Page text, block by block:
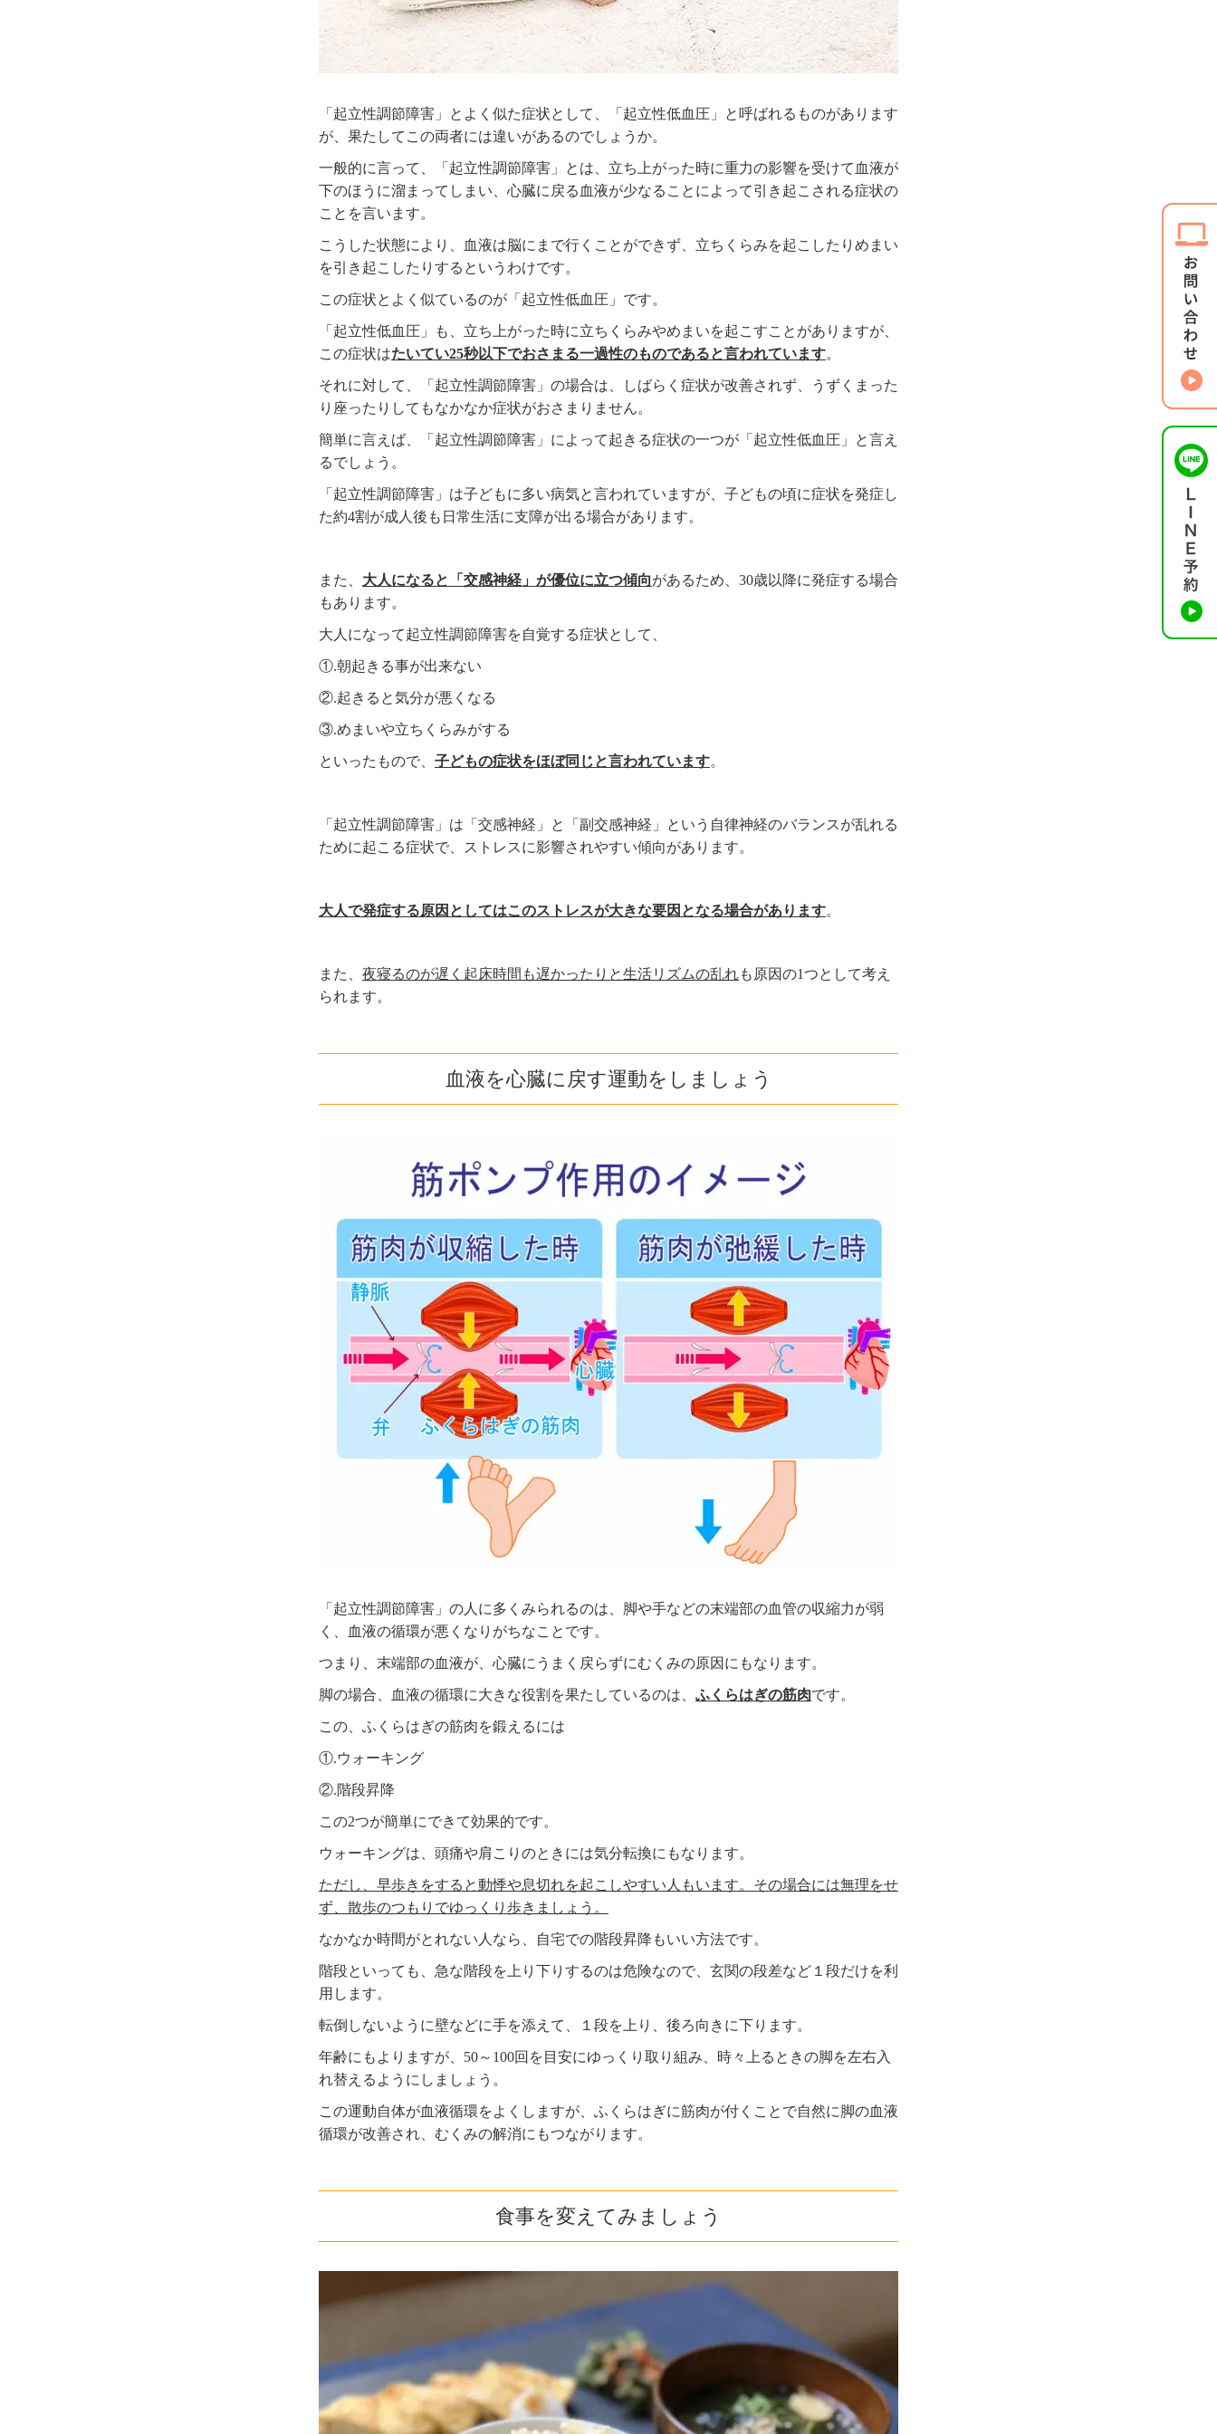
「起立性調節障害」とよく似た症状として、「起立性低血圧」と呼ばれるものがあります
が、果たしてこの両者には違いがあるのでしょうか。
一般的に言って、「起立性調節障害」とは、立ち上がった時に重力の影響を受けて血液が
下のほうに溜まってしまい、心臓に戻る血液が少なることによって引き起こされる症状の
ことを言います。
こうした状態により、血液は脳にまで行くことができず、立ちくらみを起こしたりめまい
を引き起こしたりするというわけです。
この症状とよく似ているのが「起立性低血圧」です。
「起立性低血圧」も、立ち上がった時に立ちくらみやめまいを起こすことがありますが、
この症状はたいてい25秒以下でおさまる一過性のものであると言われています。
それに対して、「起立性調節障害」の場合は、しばらく症状が改善されず、うずくまった
り座ったりしてもなかなか症状がおさまりません。
簡単に言えば、「起立性調節障害」によって起きる症状の一つが「起立性低血圧」と言え
るでしょう。
「起立性調節障害」は子どもに多い病気と言われていますが、子どもの頃に症状を発症し
た約4割が成人後も日常生活に支障が出る場合があります。
また、 大人になると「交感神経」が優位に立つ傾向があるため、30歳以降に発症する場合
もあります。
大人になって起立性調節障害を自覚する症状として、
①.朝起きる事が出来ない
②.起きると気分が悪くなる
③.めまいや立ちくらみがする
といったもので、 子どもの症状をほぼ同じと言われています。
「起立性調節障害」は「交感神経」と「副交感神経」という自律神経のバランスが乱れる
ために起こる症状で、ストレスに影響されやすい傾向があります。
大人で発症する原因としてはこのストレスが大きな要因となる場合があります。
また、 夜寝るのが遅く起床時間も遅かったりと生活リズムの乱れも原因の1つとして考え
られます。
血液を心臓に戻す運動をしましょう
「起立性調節障害」の人に多くみられるのは、脚や手などの末端部の血管の収縮力が弱
く、血液の循環が悪くなりがちなことです。
つまり、末端部の血液が、心臓にうまく戻らずにむくみの原因にもなります。
脚の場合、血液の循環に大きな役割を果たしているのは、 ふくらはぎの筋肉です。
この、ふくらはぎの筋肉を鍛えるには
①.ウォーキング
②.階段昇降
この2つが簡単にできて効果的です。
ウォーキングは、頭痛や肩こりのときには気分転換にもなります。
ただし、早歩きをすると動悸や息切れを起こしやすい人もいます。その場合には無理をせ
ず、散歩のつもりでゆっくり歩きましょう。
なかなか時間がとれない人なら、自宅での階段昇降もいい方法です。
階段といっても、急な階段を上り下りするのは危険なので、玄関の段差など１段だけを利
用します。
転倒しないように壁などに手を添えて、１段を上り、後ろ向きに下ります。
年齢にもよりますが、50～100回を目安にゆっくり取り組み、時々上るときの脚を左右入
れ替えるようにしましょう。
この運動自体が血液循環をよくしますが、ふくらはぎに筋肉が付くことで自然に脚の血液
循環が改善され、むくみの解消にもつながります。
食事を変えてみましょう